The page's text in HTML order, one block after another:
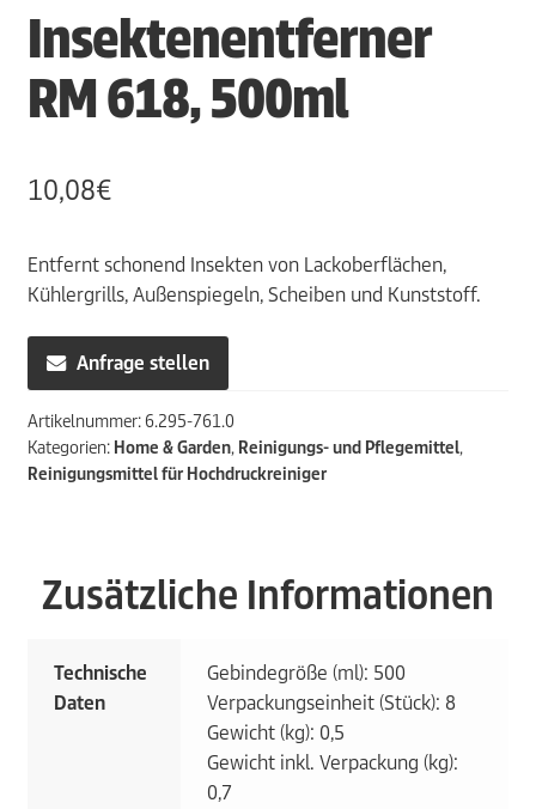
Insektenentferner
RM 618, 500ml
10,08€
Entfernt schonend Insekten von Lackoberflächen,
Kühlergrills, Außenspiegeln, Scheiben und Kunststoff.
Anfrage stellen
Artikelnummer: 6.295-761.0
Kategorien: Home & Garden, Reinigungs- und Pflegemittel,
Reinigungsmittel für Hochdruckreiniger
Zusätzliche Informationen
Technische
Daten
Gebindegröße (ml): 500
Verpackungseinheit (Stück): 8
Gewicht (kg): 0,5
Gewicht inkl. Verpackung (kg):
0,7